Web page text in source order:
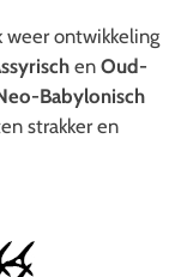
weer ontwikkeling
en Oud-
Babylonisch
strakker en